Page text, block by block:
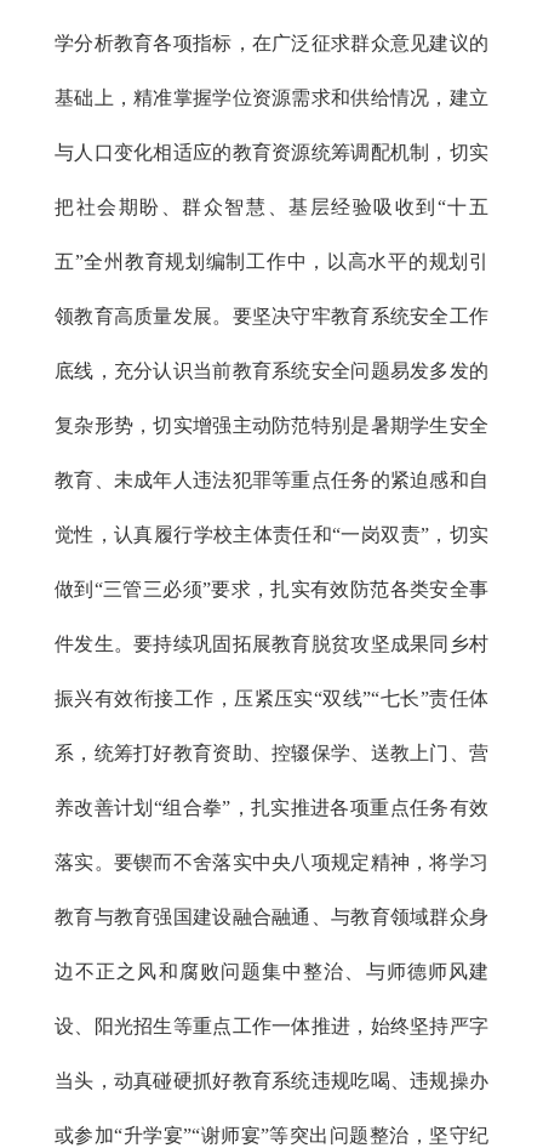
学分析教育各项指标，在广泛征求群众意见建议的
基础上，精准掌握学位资源需求和供给情况，建立
与人口变化相适应的教育资源统筹调配机制，切实
把社会期盼、群众智慧、基层经验吸收到“十五
五”全州教育规划编制工作中，以高水平的规划引
领教育高质量发展。要坚决守牢教育系统安全工作
底线，充分认识当前教育系统安全问题易发多发的
复杂形势，切实增强主动防范特别是暑期学生安全
教育、未成年人违法犯罪等重点任务的紧迫感和自
觉性，认真履行学校主体责任和“一岗双责”，切实
做到“三管三必须”要求，扎实有效防范各类安全事
件发生。要持续巩固拓展教育脱贫攻坚成果同乡村
振兴有效衔接工作，压紧压实“双线”“七长”责任体
系，统筹打好教育资助、控辍保学、送教上门、营
养改善计划“组合拳”，扎实推进各项重点任务有效
落实。要锲而不舍落实中央八项规定精神，将学习
教育与教育强国建设融合融通、与教育领域群众身
边不正之风和腐败问题集中整治、与师德师风建
设、阳光招生等重点工作一体推进，始终坚持严字
当头，动真碰硬抓好教育系统违规吃喝、违规操办
或参加“升学宴”“谢师宴”等突出问题整治，坚守纪